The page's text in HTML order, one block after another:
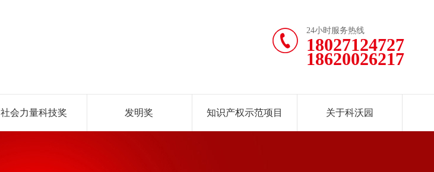
24小时服务热线
18027124727
18620026217
社会力量科技奖 发明奖 知识产权示范项目 关于科沃园